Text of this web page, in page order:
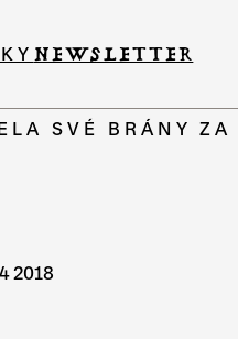
NEWSLETTER
SVÉ BRÁNY
2018